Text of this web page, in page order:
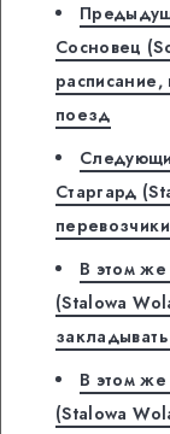
Сосновец
расписание,
поезд
Старгард
В этом
(Stalowa
В этом же
(Stalowa